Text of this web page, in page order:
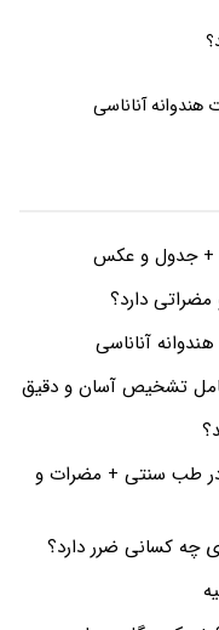
آناناسی
+ جدول و عکس
دارد؟
آناناسی
تشخیص آسان و دقیق
طب سنتی + مضرات و
چه کسانی ضرر دارد؟